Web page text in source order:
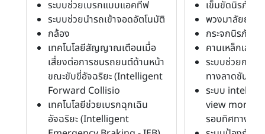
ระบบช่วยเบรกแบบแอคทีฟ
ระบบช่วยนำรถเข้าจอดอัตโนมัติ
กล้อง
เทคโนโลยีสัญญาณเตือนเมื่อ
เสี่ยงต่อการชนรถยนต์ด้านหน้า
ขณะขับขี่อัจฉริยะ (Intelligent
Forward Collisio
เทคโนโลยีช่วยเบรกฉุกเฉิน
อัจฉริยะ (Intelligent
เข็มขัดนิรภัย
พวงมาลัยยุบตั
กระจกนิรภัย
คานเหล็กเสริ
ระบบช่วยการ
ทางลาดชัน
ระบบ
view
รอบทิศทาง